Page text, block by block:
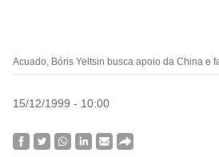
Acuado, Bóris Yeltsin busca apoio da China e
15/12/1999 - 10:00